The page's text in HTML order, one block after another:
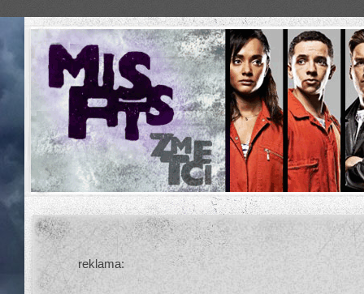
reklama: